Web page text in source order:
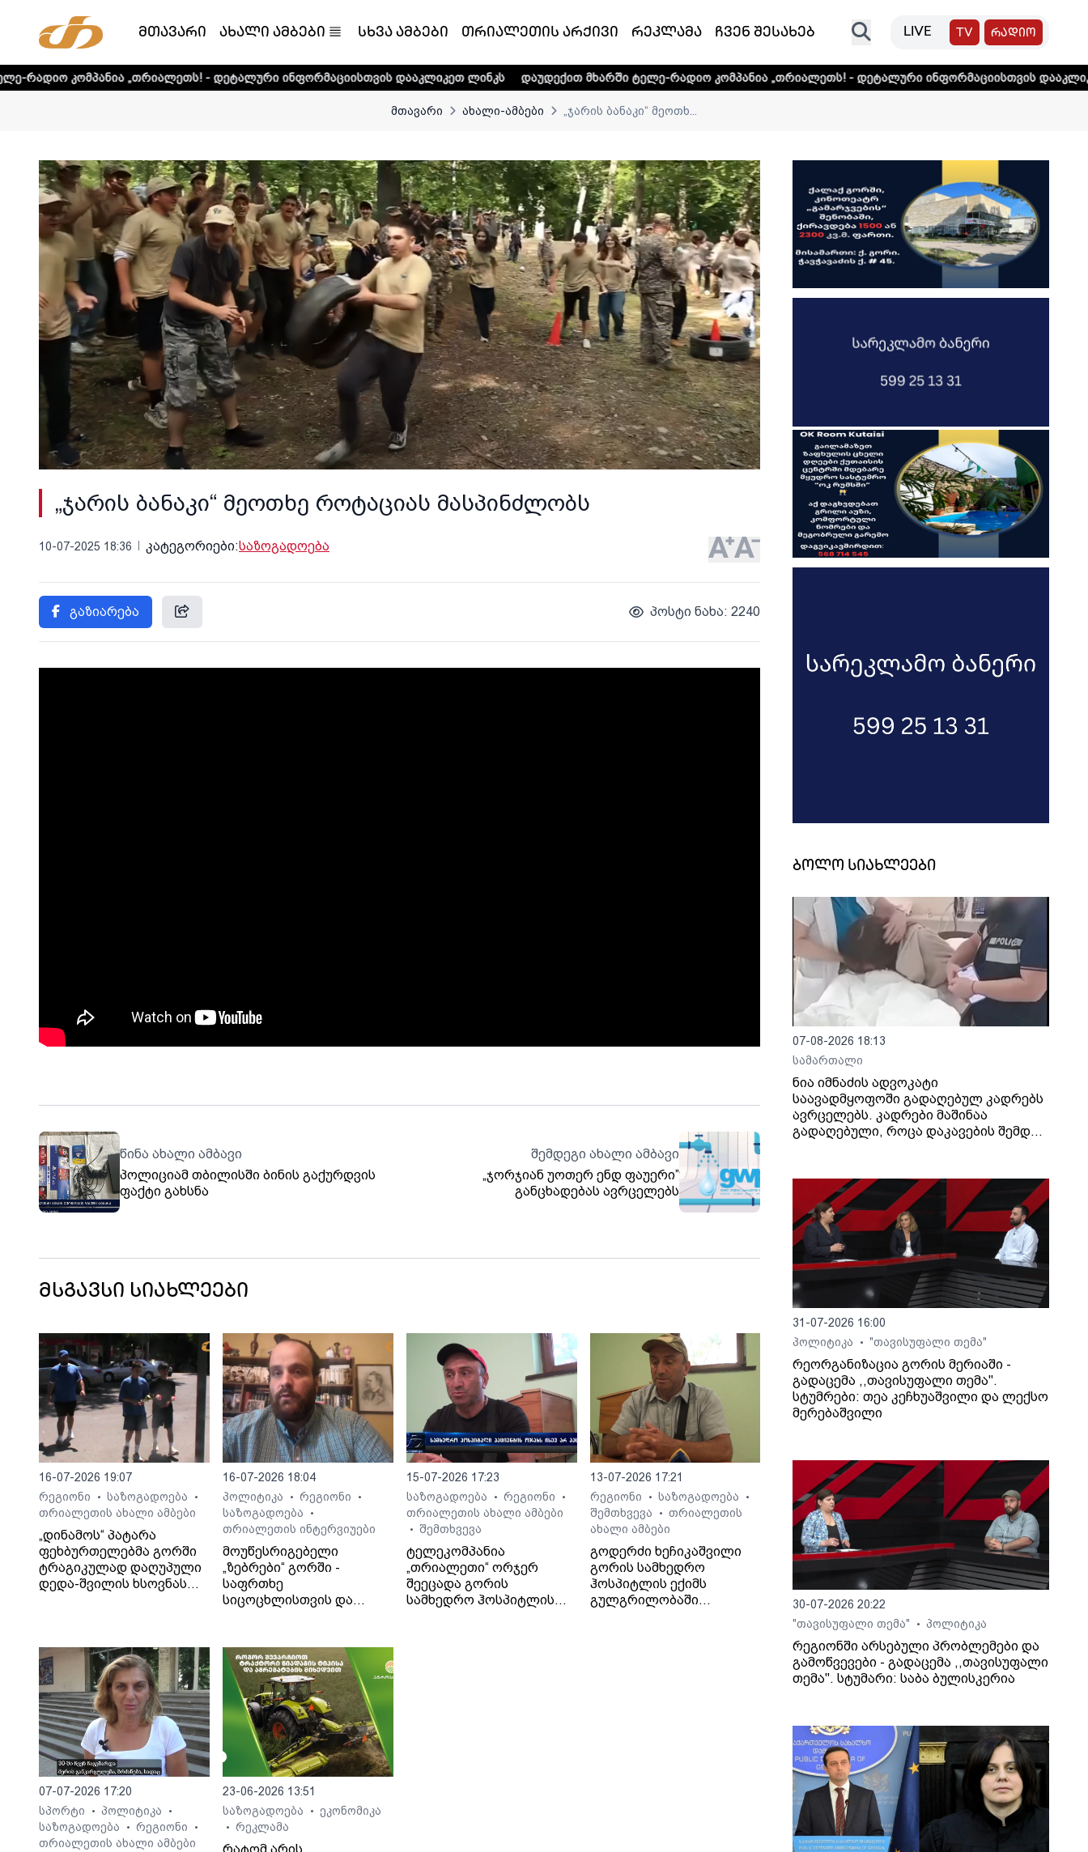
მთავარი ახალი ამბები სხვა ამბები თრიალეთის არქივი რეკლამა ჩვენ შესახებ LIVE TV რადიო
„თრიალეთს! - დეტალური ინფორმაციისთვის დააკლიკეთ ლინკს დაუდექით მხარში ტელე-რადიო კომპანია „თრიალეთს! - დეტალური ინფორმაციისთვის დააკლიკეთ ლინკს
მთავარი ახალი-ამბები „ჯარის ბანაკი“ მეოთხ...
„ჯარის ბანაკი“ მეოთხე როტაციას მასპინძლობს
10-07-2025 18:36 კატეგორიები:საზოგადოება
გაზიარება პოსტი ნახა: 2240
წინა ახალი ამბავი
პოლიციამ თბილისში ბინის გაქურდვის
ფაქტი გახსნა
შემდეგი ახალი ამბავი
„ჯორჯიან უოთერ ენდ ფაუერი”
განცხადებას ავრცელებს
მსგავსი სიახლეები
16-07-2026 19:07
რეგიონი
• საზოგადოება •
თრიალეთის ახალი ამბები
„დინამოს“ პატარა
ფეხბურთელებმა გორში
ტრაგიკულად დაღუპული
დედა-შვილის ხსოვნას
16-07-2026 18:04
პოლიტიკა
• რეგიონი •
საზოგადოება •
თრიალეთის ინტერვიუები
მოუწესრიგებელი
„ზებრები“ გორში -
საფრთხე
სიცოცხლისთვის და
15-07-2026 17:23
საზოგადოება
• რეგიონი •
თრიალეთის ახალი ამბები
• შემთხვევა
ტელეკომპანია
„თრიალეთი“ ორჯერ
შეეცადა გორის
სამხედრო ჰოსპიტლის
13-07-2026 17:21
რეგიონი
• საზოგადოება •
შემთხვევა • თრიალეთის
ახალი ამბები
გოდერძი ხეჩიკაშვილი
გორის სამხედრო
ჰოსპიტლის ექიმს
გულგრილობაში
07-07-2026 17:20
სპორტი
• პოლიტიკა •
საზოგადოება • რეგიონი •
თრიალეთის ახალი ამბები
23-06-2026 13:51
საზოგადოება
• ეკონომიკა
• რეკლამა
ბოლო სიახლეები
07-08-2026 18:13
სამართალი
ნია იმნაძის ადვოკატი
საავადმყოფოში გადაღებულ კადრებს
ავრცელებს. კადრები მაშინაა
გადაღებული, როცა დაკავების შემდეგ
31-07-2026 16:00
პოლიტიკა
• "თავისუფალი თემა"
რეორგანიზაცია გორის მერიაში -
გადაცემა ,,თავისუფალი თემა".
სტუმრები: თეა კეჩხუაშვილი და ლექსო
მერებაშვილი
30-07-2026 20:22
"თავისუფალი თემა"
• პოლიტიკა
რეგიონში არსებული პრობლემები და
გამოწვევები - გადაცემა ,,თავისუფალი
თემა". სტუმარი: საბა ბულისკერია